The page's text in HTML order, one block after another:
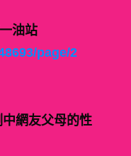
油站
page/2
網友父母的性